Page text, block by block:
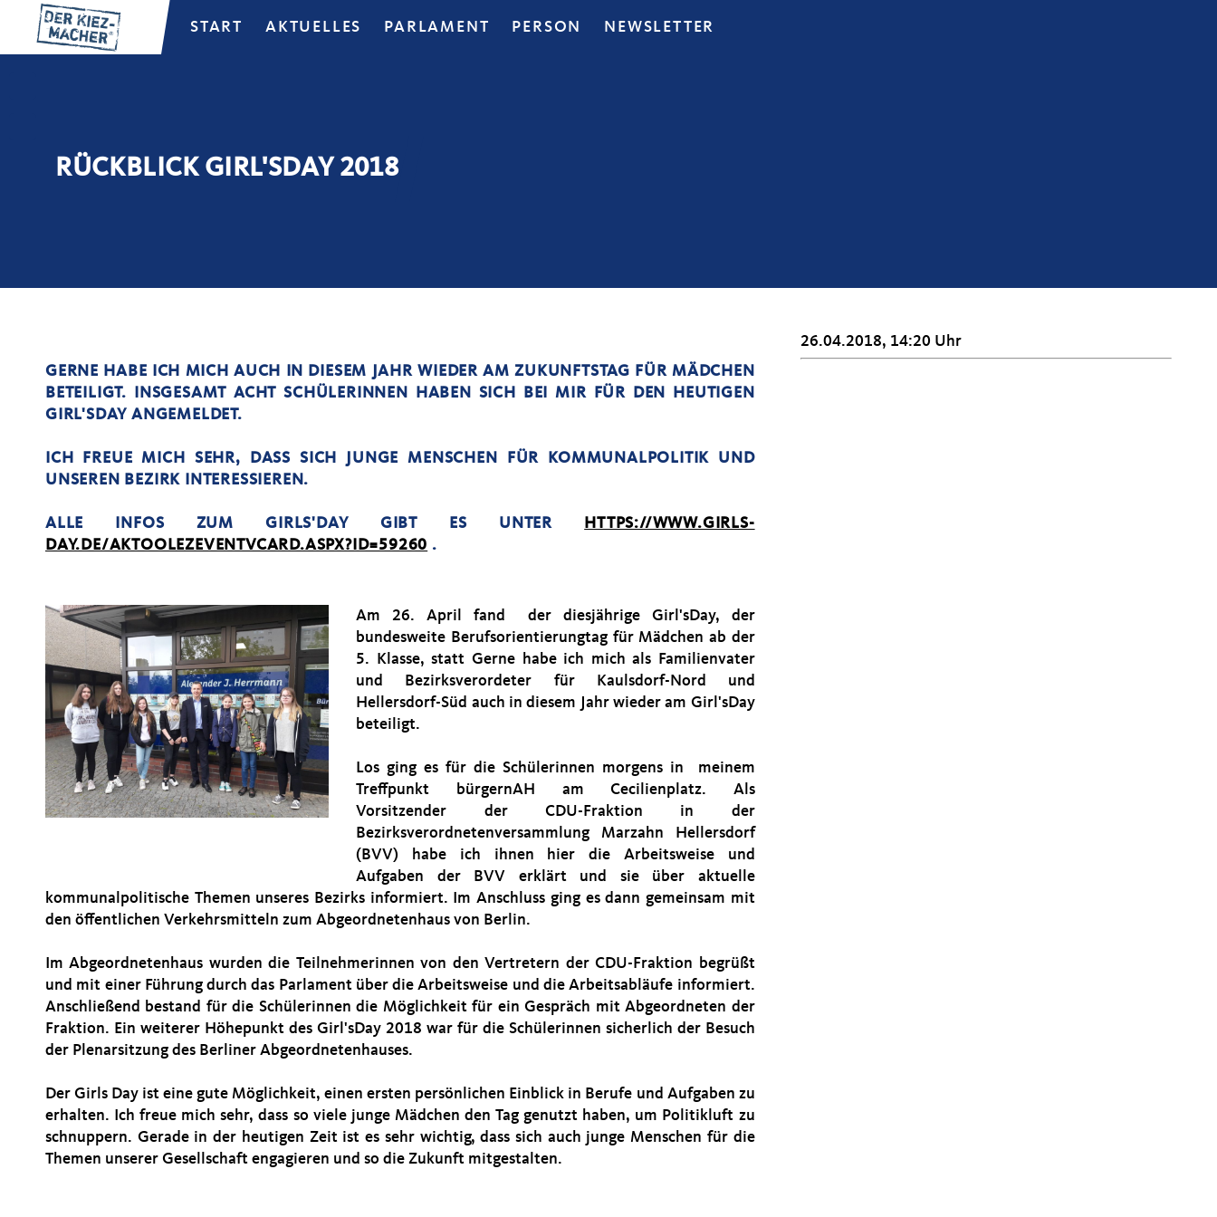
START AKTUELLES PARLAMENT PERSON NEWSLETTER
RÜCKBLICK GIRL'SDAY 2018
GERNE HABE ICH MICH AUCH IN DIESEM JAHR WIEDER AM ZUKUNFTSTAG FÜR MÄDCHEN
BETEILIGT. INSGESAMT ACHT SCHÜLERINNEN HABEN SICH BEI MIR FÜR DEN HEUTIGEN
GIRL'SDAY ANGEMELDET.
ICH FREUE MICH SEHR, DASS SICH JUNGE MENSCHEN FÜR KOMMUNALPOLITIK UND
UNSEREN BEZIRK INTERESSIEREN.
ALLE INFOS ZUM GIRLS'DAY GIBT ES UNTER
HTTPS://WWW.GIRLS-
DAY.DE/AKTOOLEZEVENTVCARD.ASPX?ID=59260 .
Am 26. April fand der diesjährige Girl'sDay, der
bundesweite Berufsorientierungtag für Mädchen ab der
5. Klasse, statt Gerne habe ich mich als Familienvater
und Bezirksverordeter für Kaulsdorf-Nord und
Hellersdorf-Süd auch in diesem Jahr wieder am Girl'sDay
beteiligt.
Los ging es für die Schülerinnen morgens in meinem
Treffpunkt bürgernAH am Cecilienplatz. Als
Vorsitzender der CDU-Fraktion in der
Bezirksverordnetenversammlung Marzahn Hellersdorf
(BVV) habe ich ihnen hier die Arbeitsweise und
Aufgaben der BVV erklärt und sie über aktuelle
kommunalpolitische Themen unseres Bezirks informiert. Im Anschluss ging es dann gemeinsam mit
den öffentlichen Verkehrsmitteln zum Abgeordnetenhaus von Berlin.
Im Abgeordnetenhaus wurden die Teilnehmerinnen von den Vertretern der CDU-Fraktion begrüßt
und mit einer Führung durch das Parlament über die Arbeitsweise und die Arbeitsabläufe informiert.
Anschließend bestand für die Schülerinnen die Möglichkeit für ein Gespräch mit Abgeordneten der
Fraktion. Ein weiterer Höhepunkt des Girl'sDay 2018 war für die Schülerinnen sicherlich der Besuch
der Plenarsitzung des Berliner Abgeordnetenhauses.
Der Girls Day ist eine gute Möglichkeit, einen ersten persönlichen Einblick in Berufe und Aufgaben zu
erhalten. Ich freue mich sehr, dass so viele junge Mädchen den Tag genutzt haben, um Politikluft zu
schnuppern. Gerade in der heutigen Zeit ist es sehr wichtig, dass sich auch junge Menschen für die
Themen unserer Gesellschaft engagieren und so die Zukunft mitgestalten.
26.04.2018, 14:20 Uhr